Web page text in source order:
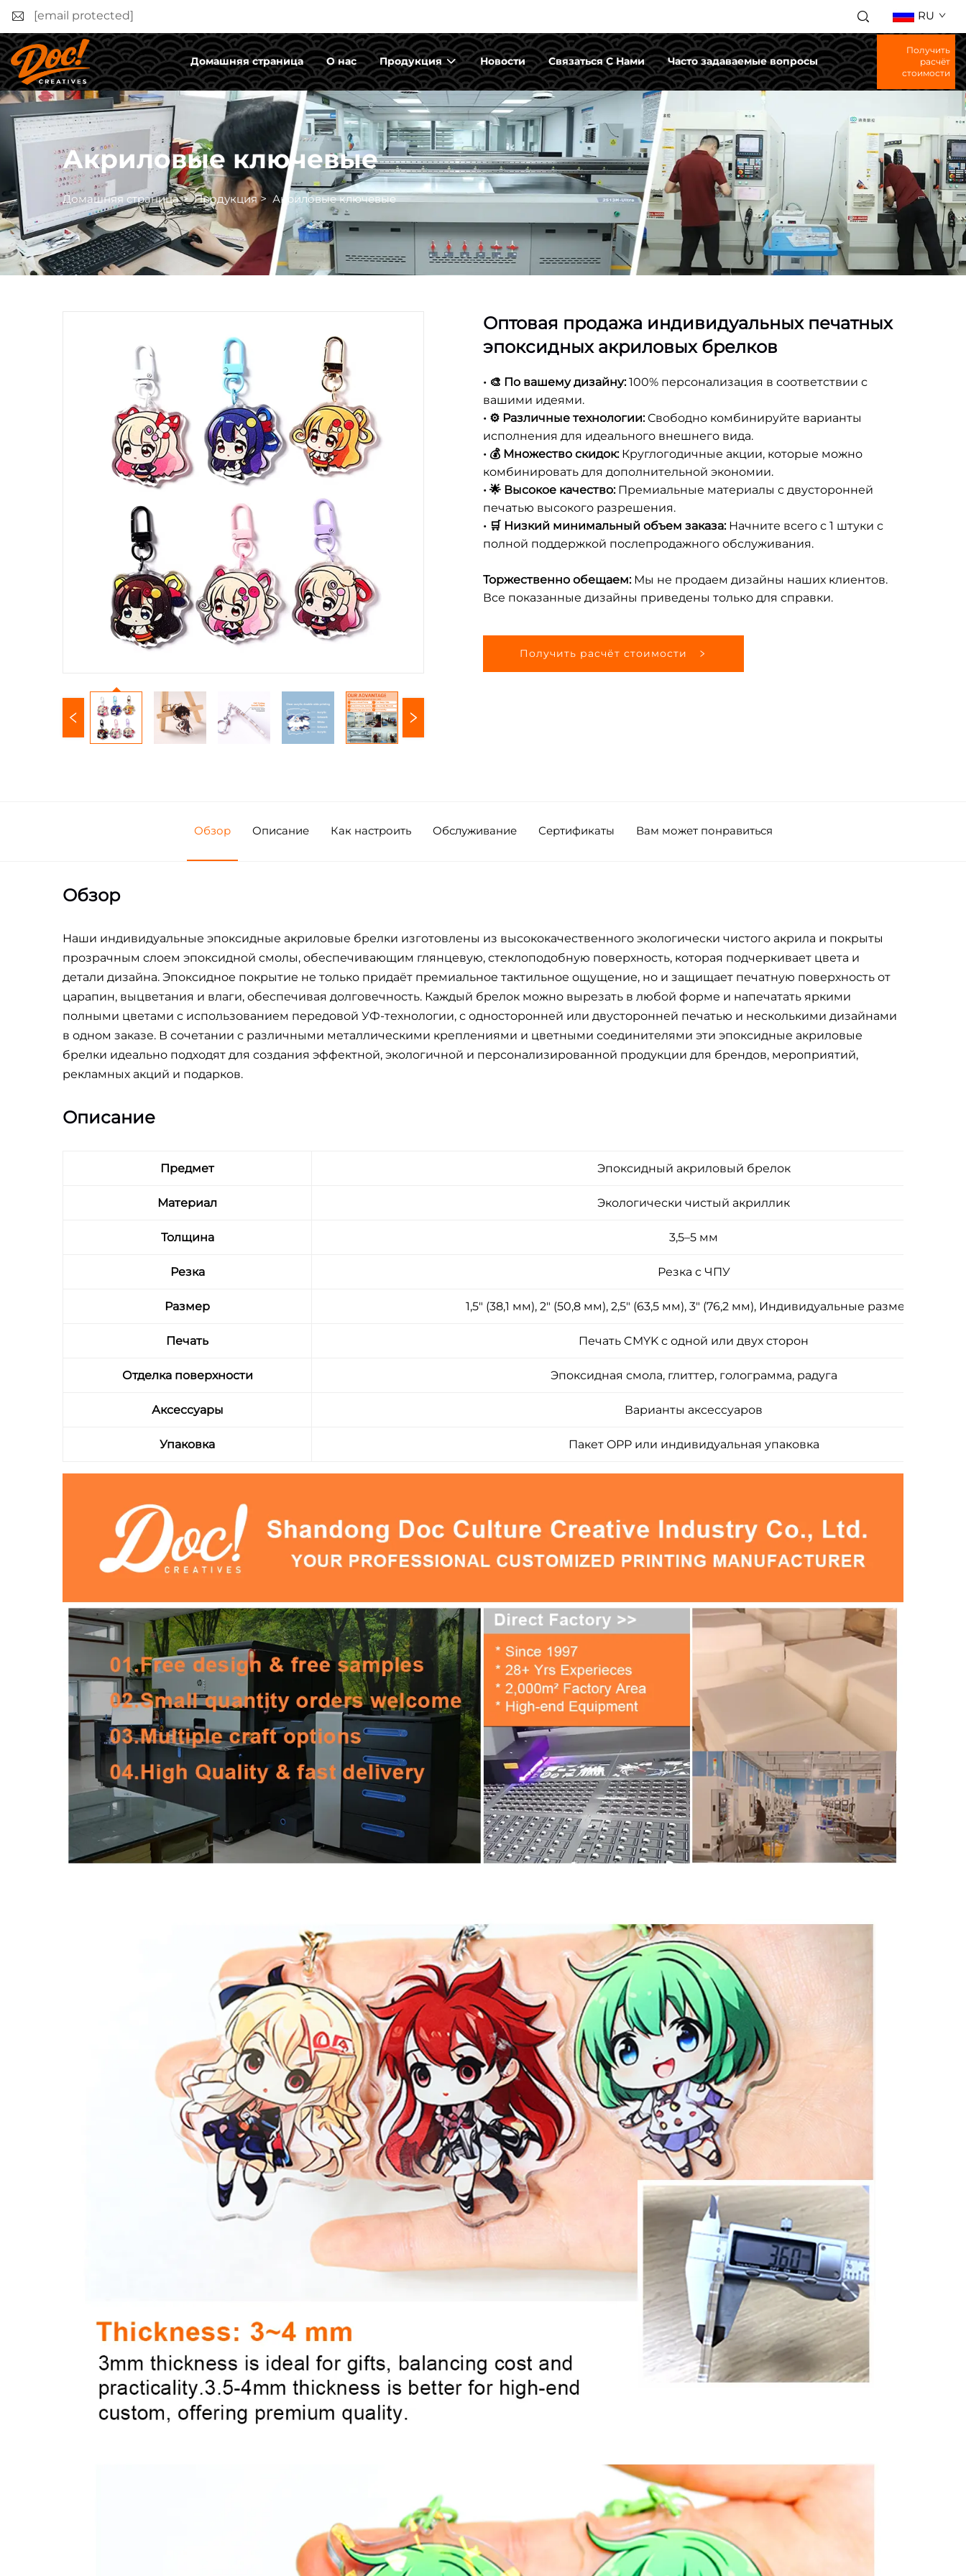
[email protected] RU
Домашняя страница О нас Продукция Новости Связаться С Нами Часто задаваемые вопросы
Получить
расчёт
стоимости
Акриловые ключевые
Домашняя страница>Продукция>Акриловые ключевые
Оптовая продажа индивидуальных печатных
эпоксидных акриловых брелков
• 🎨 По вашему дизайну:100% персонализация в соответствии с
вашими идеями.
• ⚙️ Различные технологии: Свободно комбинируйте варианты
исполнения для идеального внешнего вида.
• 💰 Множество скидок: Круглогодичные акции, которые можно
комбинировать для дополнительной экономии.
• 🌟 Высокое качество: Премиальные материалы с двусторонней
печатью высокого разрешения.
• 🛒 Низкий минимальный объем заказа: Начните всего с 1 штуки с
полной поддержкой послепродажного обслуживания.
Торжественно обещаем: Мы не продаем дизайны наших клиентов.
Все показанные дизайны приведены только для справки.
Получить расчёт стоимости
Обзор Описание Как настроить Обслуживание Сертификаты Вам может понравиться
Обзор
Наши индивидуальные эпоксидные акриловые брелки изготовлены из высококачественного экологически чистого акрила и покрыты
прозрачным слоем эпоксидной смолы, обеспечивающим глянцевую, стеклоподобную поверхность, которая подчеркивает цвета и
детали дизайна. Эпоксидное покрытие не только придаёт премиальное тактильное ощущение, но и защищает печатную поверхность от
царапин, выцветания и влаги, обеспечивая долговечность. Каждый брелок можно вырезать в любой форме и напечатать яркими
полными цветами с использованием передовой УФ-технологии, с односторонней или двусторонней печатью и несколькими дизайнами
в одном заказе. В сочетании с различными металлическими креплениями и цветными соединителями эти эпоксидные акриловые
брелки идеально подходят для создания эффектной, экологичной и персонализированной продукции для брендов, мероприятий,
рекламных акций и подарков.
Описание
Предмет Эпоксидный акриловый брелок
Материал Экологически чистый акриллик
Толщина 3,5–5 мм
Резка Резка с ЧПУ
Размер 1,5" (38,1 мм), 2" (50,8 мм), 2,5" (63,5 мм), 3" (76,2 мм), Индивидуальные размеры
Печать Печать CMYK с одной или двух сторон
Отделка поверхности Эпоксидная смола, глиттер, голограмма, радуга
Аксессуары Варианты аксессуаров
Упаковка Пакет OPP или индивидуальная упаковка